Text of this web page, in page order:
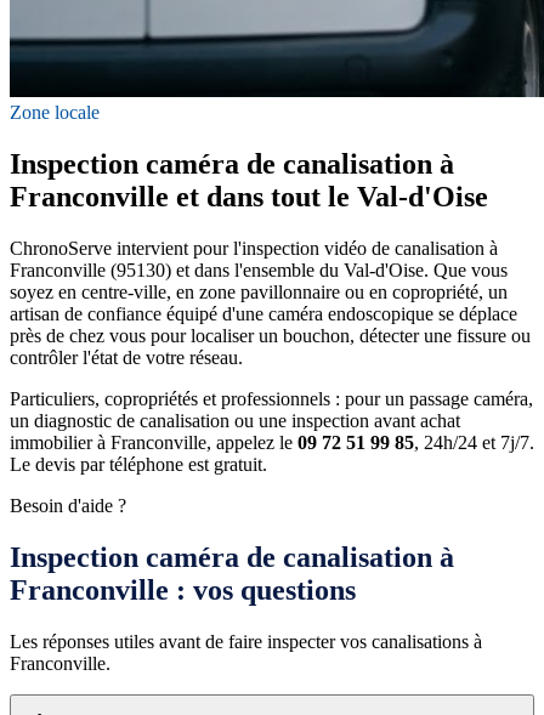
Zone locale
Inspection caméra de canalisation à
Franconville et dans tout le Val-d'Oise
ChronoServe intervient pour l'inspection vidéo de canalisation à
Franconville (95130) et dans l'ensemble du Val-d'Oise. Que vous
soyez en centre-ville, en zone pavillonnaire ou en copropriété, un
artisan de confiance équipé d'une caméra endoscopique se déplace
près de chez vous pour localiser un bouchon, détecter une fissure ou
contrôler l'état de votre réseau.
Particuliers, copropriétés et professionnels : pour un passage caméra,
un diagnostic de canalisation ou une inspection avant achat
immobilier à Franconville, appelez le 09 72 51 99 85, 24h/24 et 7j/7.
Le devis par téléphone est gratuit.
Besoin d'aide ?
Inspection caméra de canalisation à
Franconville : vos questions
Les réponses utiles avant de faire inspecter vos canalisations à
Franconville.